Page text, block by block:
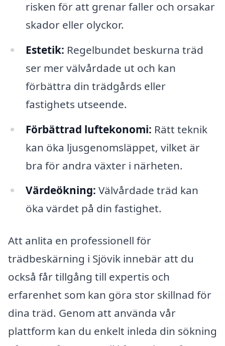
risken för att grenar faller och orsakar
skador eller olyckor.
Estetik: Regelbundet beskurna träd
ser mer välvårdade ut och kan
förbättra din trädgårds eller
fastighets utseende.
Förbättrad luftekonomi: Rätt teknik
kan öka ljusgenomsläppet, vilket är
bra för andra växter i närheten.
Värdeökning: Välvårdade träd kan
öka värdet på din fastighet.
Att anlita en professionell för
trädbeskärning i Sjövik innebär att du
också får tillgång till expertis och
erfarenhet som kan göra stor skillnad för
dina träd. Genom att använda vår
plattform kan du enkelt inleda din sökning